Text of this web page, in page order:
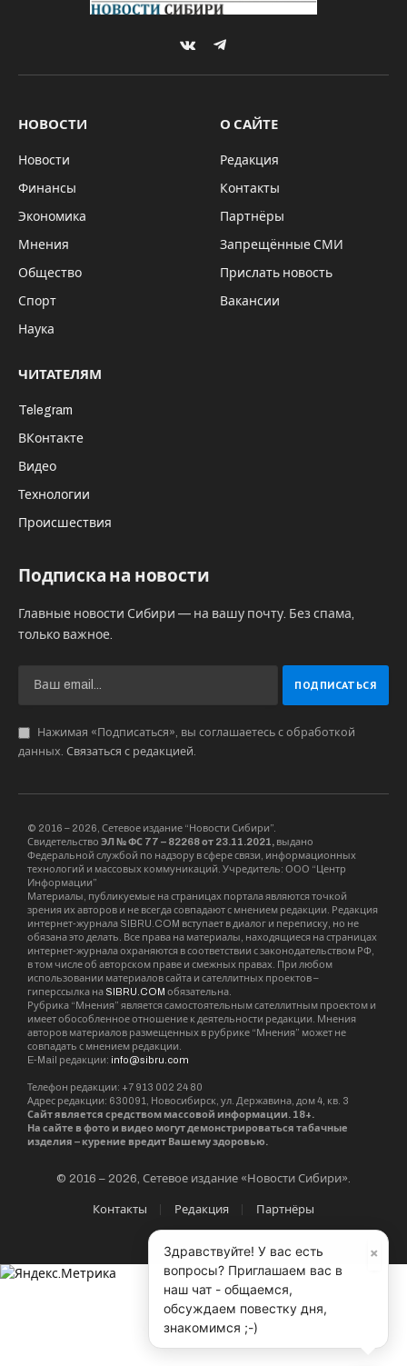
VKontakteTelegram
НОВОСТИ
Новости
Финансы
Экономика
Мнения
Общество
Спорт
Наука
О САЙТЕ
Редакция
Контакты
Партнёры
Запрещённые СМИ
Прислать новость
Вакансии
ЧИТАТЕЛЯМ
Telegram
ВКонтакте
Видео
Технологии
Происшествия
Подписка на новости
Главные новости Сибири — на вашу почту. Без спама,
только важное.
Нажимая «Подписаться», вы соглашаетесь с обработкой
данных. Связаться с редакцией
© 2016 – 2026, Сетевое издание “Новости Сибири”.
Свидетельство ЭЛ № ФС 77 – 82268 от 23.11.2021, выдано
Федеральной службой по надзору в сфере связи, информационных
технологий и массовых коммуникаций. Учредитель: ООО “Центр
Информации”
Материалы, публикуемые на страницах портала являются точкой
зрения их авторов и не всегда совпадают с мнением редакции. Редакция
интернет-журнала SIBRU.COM вступает в диалог и переписку, но не
обязана это делать. Все права на материалы, находящиеся на страницах
интернет-журнала охраняются в соответствии с законодательством РФ,
в том числе об авторском праве и смежных правах. При любом
использовании материалов сайта и сателлитных проектов –
гиперссылка на SIBRU.COM обязательна.
Рубрика “Мнения” является самостоятельным сателлитным проектом и
имеет обособленное отношение к деятельности редакции. Мнения
авторов материалов размещенных в рубрике “Мнения” может не
совпадать с мнением редакции.
E-Mail редакции: info@sibru.com
Телефон редакции: +7 913 002 24 80
Адрес редакции: 630091, Новосибирск, ул. Державина, дом 4, кв. 3
Сайт является средством массовой информации. 18+.
На сайте в фото и видео могут демонстрироваться табачные
изделия – курение вредит Вашему здоровью.
© 2016 – 2026, Сетевое издание «Новости Сибири».
Контакты Редакция Партнёры
×
Здравствуйте! У вас есть
вопросы? Приглашаем вас в
наш чат - общаемся,
обсуждаем повестку дня,
знакомимся ;-)